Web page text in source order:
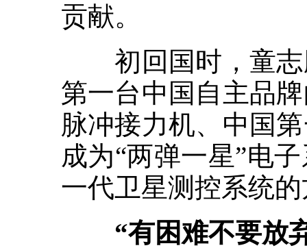
贡献。
初回国时，童志
第一台中国自主品
脉冲接力机、中国
成为“两弹一星”电
一代卫星测控系统
“有困难不要放弃